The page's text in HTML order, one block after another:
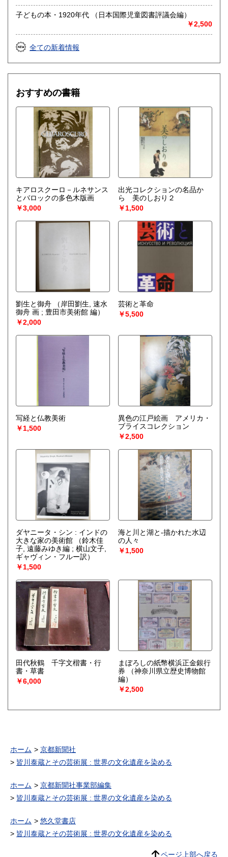
子どもの本・1920年代 （日本国際児童図書評議会編）
￥2,500
全ての新着情報
おすすめの書籍
キアロスクーロ－ルネサンス
とバロックの多色木版画
￥3,000
出光コレクションの名品か
ら 美のしおり２
￥1,500
劉生と御舟
（岸田劉生, 速水
御舟 画 ; 豊田市美術館 編）
￥2,000
芸術と革命
￥5,500
写経と仏教美術
￥1,500
異色の江戸絵画 アメリカ・
ブライスコレクション
￥2,500
ダヤニータ・シン : インドの
大きな家の美術館
（鈴木佳
子, 遠藤みゆき編 ; 横山文子,
ギャヴィン・フルー訳）
￥1,500
海と川と湖と-描かれた水辺
の人々
￥1,500
田代秋鶴 千字文楷書・行
書・草書
￥6,000
まぼろしの紙幣横浜正金銀行
券
（神奈川県立歴史博物館
編）
￥2,500
ホーム
京都新聞社
皆川泰蔵とその芸術展 : 世界の文化遺産を染める
ホーム
京都新聞社事業部編集
皆川泰蔵とその芸術展 : 世界の文化遺産を染める
ホーム
悠久堂書店
皆川泰蔵とその芸術展 : 世界の文化遺産を染める
ページ上部へ戻る